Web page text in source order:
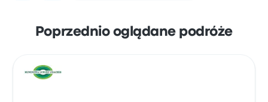
Poprzednio oglądane podróże